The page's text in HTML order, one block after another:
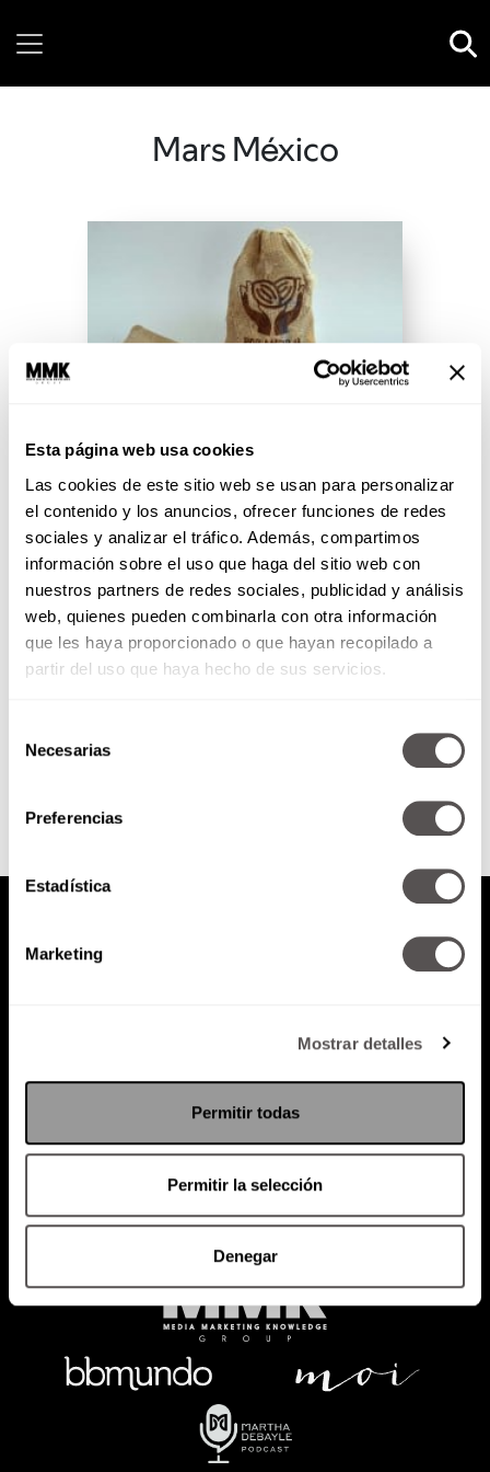
Esta página web usa cookies
Las cookies de este sitio web se usan para personalizar
el contenido y los anuncios, ofrecer funciones de redes
sociales y analizar el tráfico. Además, compartimos
información sobre el uso que haga del sitio web con
nuestros partners de redes sociales, publicidad y análisis
web, quienes pueden combinarla con otra información
que les haya proporcionado o que hayan recopilado a
partir del uso que haya hecho de sus servicios.
Necesarias
Preferencias
Estadística
Marketing
Mostrar detalles
Permitir todas
Permitir la selección
Denegar
Mars México
Alegría para los amantes del
chocolate
Checa nuestra alegría seguro no
te vas a resistir.
Política de Privacidad
PODCAST RADIO MARTHA EVENTOS
SACA TU ID